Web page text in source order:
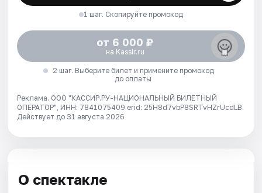
1 шаг. Скопируйте промокод
от 6 000 ₽
на Kassir.ru
2 шаг. Выберите билет и примените промокод
до оплаты
Реклама. ООО "КАССИР.РУ-НАЦИОНАЛЬНЫЙ БИЛЕТНЫЙ
ОПЕРАТОР", ИНН: 7841075409 erid: 25H8d7vbP8SRTvHZrUcdLB.
Действует до 31 августа 2026
О спектакле